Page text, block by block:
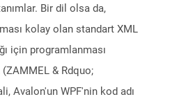
Bir dil olsa da,
kolay olan standart XML
için programlanması
& Rdquo;
Avalon'un WPF'nin kod adı